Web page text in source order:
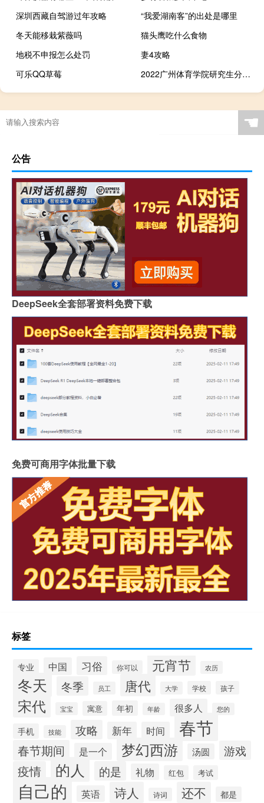
深圳西藏自驾游过年攻略
“我爱湖南客”的出处是哪里
冬天能移栽紫薇吗
猫头鹰吃什么食物
地税不申报怎么处罚
妻4攻略
可乐QQ草莓
2022广州体育学院研究生分数线
随意春芳歇的下一句是什么
☚
公告
DeepSeek全套部署资料免费下载
免费可商用字体批量下载
标签
专业 中国 习俗 你可以 元宵节 农历
冬天 冬季 员工 唐代 大学 学校 孩子
宋代 宝宝 寓意 年初 年龄 很多人 您的
手机 技能 攻略 新年 时间 春节
春节期间 是一个 梦幻西游 汤圆 游戏
疫情 的人 的是 礼物 红包 考试
自己的 英语 诗人 诗词 还不 都是